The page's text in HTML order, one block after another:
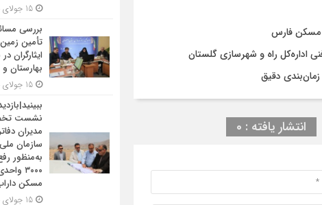
مسکن فارس
اداره‌کل راه و شهرسازی گلستان
انتشار یافته : 0
بررسی
تأمین
ایثارگران
بهارستان و
نشست
مدیران
سازمان
به‌منظور
۳۰۰۰
مسکن